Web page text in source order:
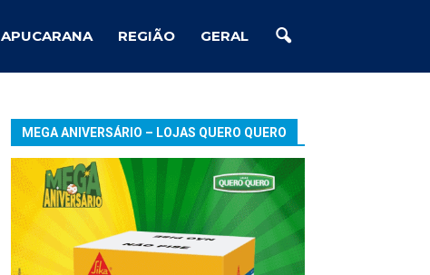
APUCARANA REGIÃO GERAL
MEGA ANIVERSÁRIO – LOJAS QUERO QUERO